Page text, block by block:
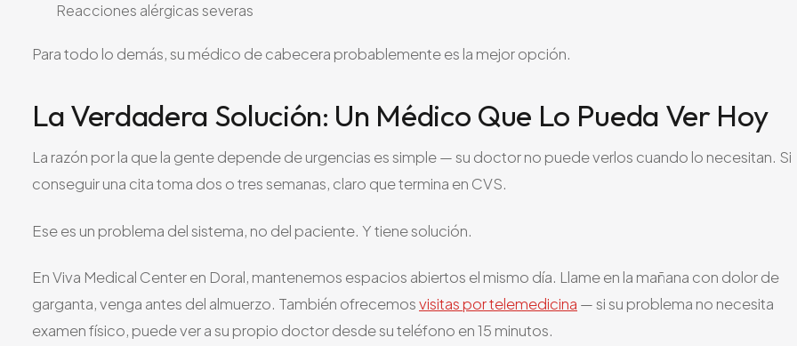
Reacciones alérgicas severas
Para todo lo demás, su médico de cabecera probablemente es la mejor opción.
La Verdadera Solución: Un Médico Que Lo Pueda Ver Hoy
La razón por la que la gente depende de urgencias es simple — su doctor no puede verlos cuando lo necesitan. Si
conseguir una cita toma dos o tres semanas, claro que termina en CVS.
Ese es un problema del sistema, no del paciente. Y tiene solución.
En Viva Medical Center en Doral, mantenemos espacios abiertos el mismo día. Llame en la mañana con dolor de
garganta, venga antes del almuerzo. También ofrecemosvisitas por telemedicina — si su problema no necesita
examen físico, puede ver a su propio doctor desde su teléfono en 15 minutos.